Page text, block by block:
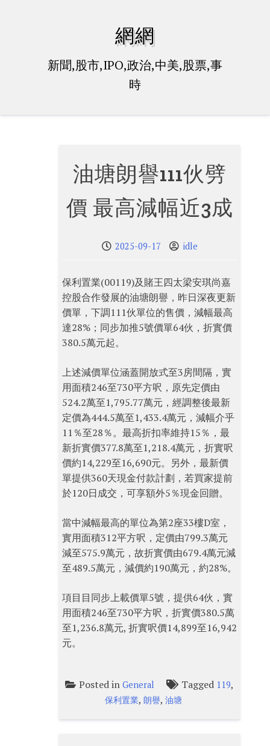
網網
新聞,股市,IPO,政治,中美,股票,事
時
油塘朗譽111伙劈
價 最高減幅近3成
2025-09-17 idle
保利置業(00119)及賭王四太梁安琪尚嘉
控股合作發展的油塘朗譽，昨日深夜更新
價單，下調111伙單位的售價，減幅最高
達28%；同步加推5號價單64伙，折實價
380.5萬元起。
上述減價單位涵蓋開放式至3房間隔，實
用面積246至730平方呎，原先定價由
524.2萬至1,795.77萬元，經調整後最新
定價為444.5萬至1,433.4萬元，減幅介乎
11％至28％。最高折扣率維持15％，最
新折實價377.8萬至1,218.4萬元，折實呎
價約14,229至16,690元。另外，最新價
單提供360天現金付款計劃，若買家提前
於120日成交，可享額外5％現金回贈。
當中減幅最高的單位為第2座33樓D室，
實用面積312平方呎，定價由799.3萬元
減至575.9萬元，故折實價由679.4萬元減
至489.5萬元，減價約190萬元，約28%。
項目目同步上載價單5號，提供64伙，實
用面積246至730平方呎，折實價380.5萬
至1,236.8萬元, 折實呎價14,899至16,942
元。
Posted inGeneral Tagged 119,
保利置業,朗譽,油塘